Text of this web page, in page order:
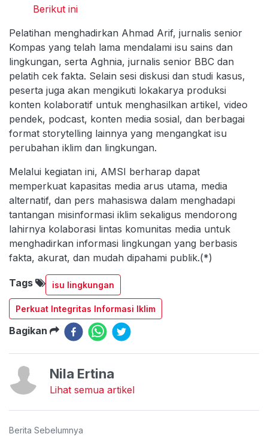
Berikut ini
Pelatihan menghadirkan Ahmad Arif, jurnalis senior
Kompas yang telah lama mendalami isu sains dan
lingkungan, serta Aghnia, jurnalis senior BBC dan
pelatih cek fakta. Selain sesi diskusi dan studi kasus,
peserta juga akan mengikuti lokakarya produksi
konten kolaboratif untuk menghasilkan artikel, video
pendek, podcast, konten media sosial, dan berbagai
format storytelling lainnya yang mengangkat isu
perubahan iklim dan lingkungan.
Melalui kegiatan ini, AMSI berharap dapat
memperkuat kapasitas media arus utama, media
alternatif, dan pers mahasiswa dalam menghadapi
tantangan misinformasi iklim sekaligus mendorong
lahirnya kolaborasi lintas komunitas media untuk
menghadirkan informasi lingkungan yang berbasis
fakta, akurat, dan mudah dipahami publik.(*)
Tags isu lingkungan
Perkuat Integritas Informasi Iklim
Bagikan
Nila Ertina
Lihat semua artikel
Berita Sebelumnya